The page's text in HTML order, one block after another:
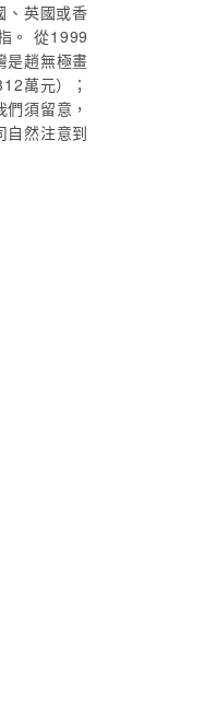
、英國或香
。 從1999
是趙無極畫
萬元）；
須留意，
自然注意到